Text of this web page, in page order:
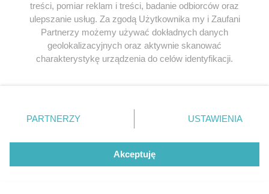
Twój adres e-mail nie zostanie opublikowany.
Wymagane pola są oznaczone*
KOMENTARZ
treści, pomiar reklam i treści, badanie odbiorców oraz
ulepszanie usług. Za zgodą Użytkownika my i Zaufani
Partnerzy możemy używać dokładnych danych
geolokalizacyjnych oraz aktywnie skanować
charakterystykę urządzenia do celów identyfikacji.
zmienić/wycofać klikając przycisk ustawień prywatności
znajdujący się w lewym dolnym rogu strony
. Niektóre
użytkownika, ale masz prawo sprzeciwić się takiemu
przetwarzaniu. Preferencje będą miały zastosowania tylko
PARTNERZY USTAWIENIA
Akceptuję